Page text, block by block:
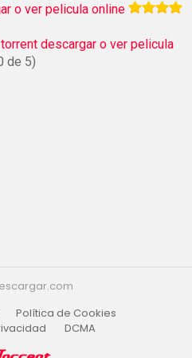
o ver pelicula online
descargar o ver pelicula
de 5)
Política de Cookies
DCMA